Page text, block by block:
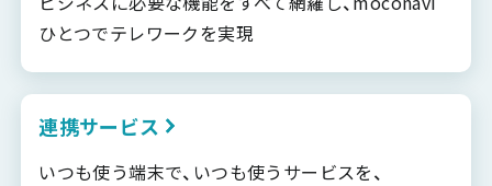
ひとつでテレワークを実現
連携サービス
いつも使う端末で、いつも使うサービスを、